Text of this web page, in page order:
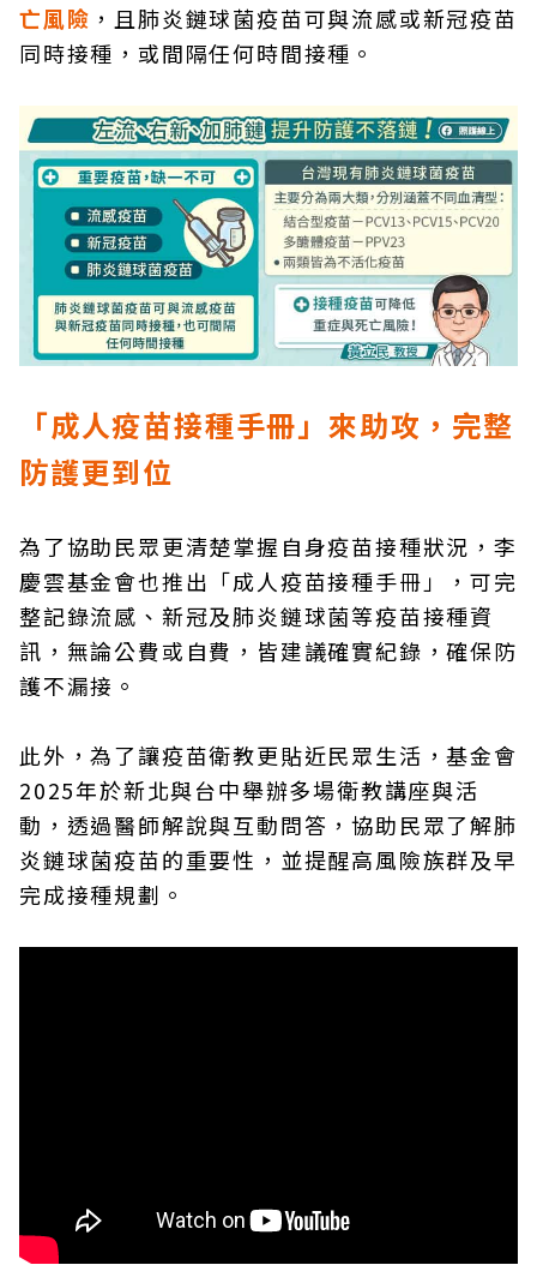
亡風險 ，且肺炎鏈球菌疫苗可與流感或新冠疫苗
同時接種，或間隔任何時間接種。
「成人疫苗接種手冊」來助攻，完整
防護更到位
為了協助民眾更清楚掌握自身疫苗接種狀況，李
慶雲基金會也推出「成人疫苗接種手冊」，可完
整記錄流感、新冠及肺炎鏈球菌等疫苗接種資
訊，無論公費或自費，皆建議確實紀錄，確保防
護不漏接。
此外，為了讓疫苗衛教更貼近民眾生活，基金會
2025年於新北與台中舉辦多場衛教講座與活
動，透過醫師解說與互動問答，協助民眾了解肺
炎鏈球菌疫苗的重要性，並提醒高風險族群及早
完成接種規劃。